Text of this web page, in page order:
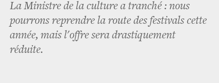
La Ministre de la culture a tranché : nous
pourrons reprendre la route des festivals cette
année, mais l'offre sera drastiquement
réduite.